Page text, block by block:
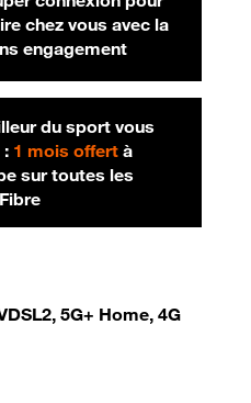
chez vous avec la
engagement
du sport vous
: 1 mois offertà
sur toutes les
5G+ Home, 4G